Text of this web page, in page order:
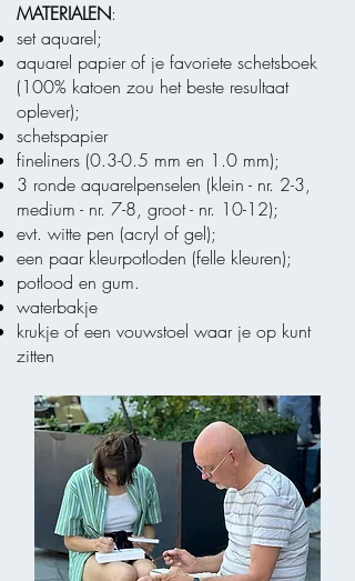
MATERIALEN:
set aquarel;
aquarel papier of je favoriete schetsboek
(100% katoen zou het beste resultaat
oplever);
schetspapier
fineliners (0.3-0.5 mm en 1.0 mm);
3 ronde aquarelpenselen (klein - nr. 2-3,
medium - nr. 7-8, groot - nr. 10-12);
evt. witte pen (acryl of gel);
een paar kleurpotloden (felle kleuren);
potlood en gum.
waterbakje
krukje of een vouwstoel waar je op kunt
zitten